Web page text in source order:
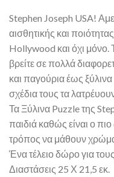
Stephen Joseph USA!
αισθητικής και
Hollywood και όχι μόνο.
βρείτε σε πολλά
και παγούρια έως ξύλινα
σχέδια τους τα
Τα Ξύλινα Puzzle της
παιδιά καθώς είναι ο
τρόπος να μάθουν
Ένα τέλειο δώρο για
Διαστάσεις 25 Χ 21,5 εκ.